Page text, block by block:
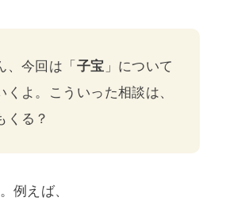
、今回は「子宝 」について
くよ。こういった相談は、
くる？
例えば、